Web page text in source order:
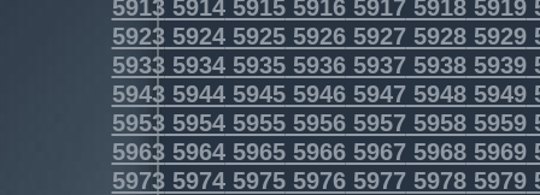
5913591459155916591759185919
5923592459255926592759285929
5933593459355936593759385939
5943594459455946594759485949
5953595459555956595759585959
5963596459655966596759685969
5973597459755976597759785979